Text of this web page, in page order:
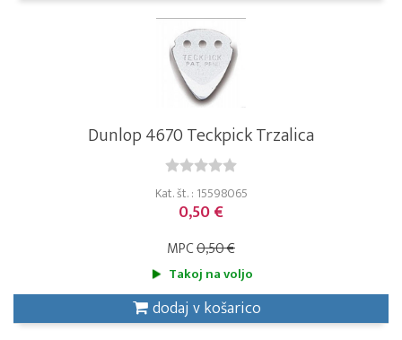
Dunlop 4670 Teckpick Trzalica
Kat. št. : 15598065
0,50 €
MPC0,50 €
Takoj na voljo
dodaj v košarico